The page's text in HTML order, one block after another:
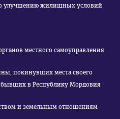
улучшению жилищных условий
местного самоуправления
покинувших места своего
в Республику Мордовия
и земельным отношениям